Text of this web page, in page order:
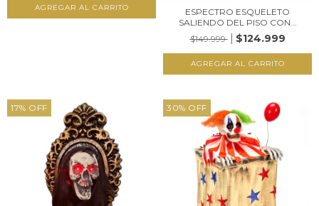
ESPECTRO ESQUELETO
SALIENDO DEL PISO CON...
$149.999
$124.999
17% OFF 30% OFF